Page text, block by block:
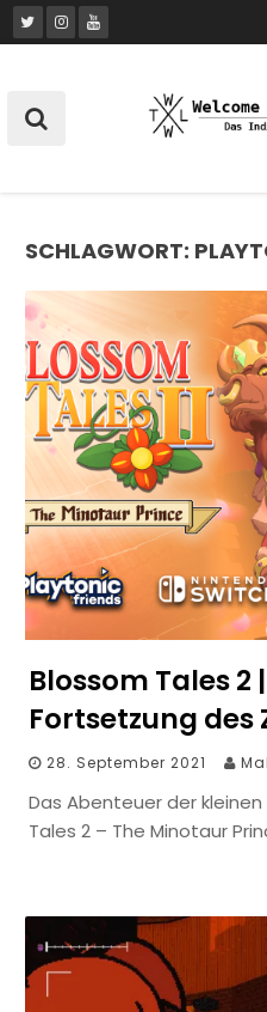
Skip
to
SCHLAGWORT:
Blossom Tales 2
Fortsetzung des
28. September 2021
Das Abenteuer der
Tales 2 – The Minotaur